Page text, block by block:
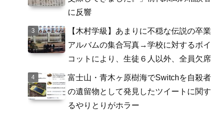
に反響
【木村学級】あまりに不穏な伝説の卒業
アルバムの集合写真→学校に対するボイ
コットにより、生徒６人以外、全員欠席
富士山・青木ヶ原樹海でSwitchを自殺者
の遺留物として発見したツイートに関す
るやりとりがホラー